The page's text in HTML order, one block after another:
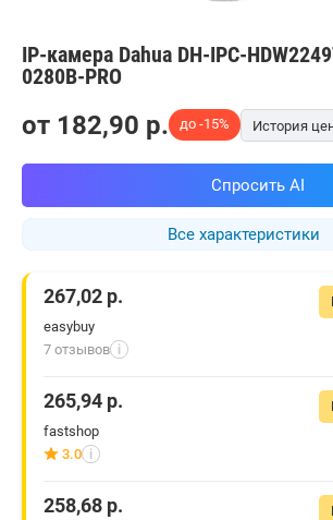
IP-камера Dahua DH-IPC-
0280B-PRO
Все характеристики
от 182,90 p. до -15% История
Спросить AI
267,02 р.
easybuy
7 отзывов i
265,94 р.
fastshop
3.0 i
258,68 р.